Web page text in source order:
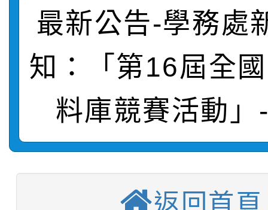
畫影片一案
劇比賽實施要點」及修
表
轉知：桃園市115年度
敬師藝文競賽』實施計
【甄選結果(第11招)】
學年度第1學期第7次
結果(第11招)
【甄選結果(第3招)】
學年度第1學期第9次
結果(第3招)
【甄選結果(第4招)】
學年度第1學期第9次代
結果(第4招)
【甄選結果(第12招)】
學年度第1學期第7次
轉知：桃園市115學年
最新公告-學務處
知：「第16屆全
料庫競賽活動」
返回首頁